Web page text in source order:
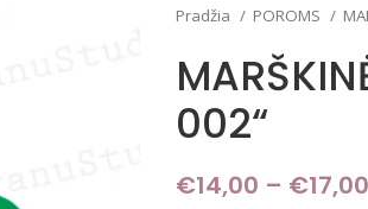
Pradžia POROMS
002“
€14,00 – €17,00